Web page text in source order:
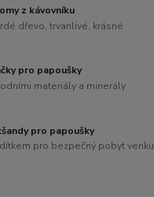
z kávovníku
dřevo, trvanlivé, krásné
pro papoušky
materiály a minerály
pro papoušky
pro bezpečný pobyt venku